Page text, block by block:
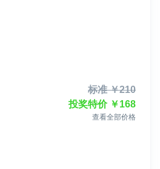
标准￥210
投奖特价￥168
查看全部价格